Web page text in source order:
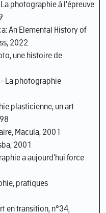
photographie à l'épreuve
An Elemental History of
2022
une histoire de
- La photographie
plasticienne, un art
Macula, 2001
2001
a aujourd’hui force
pratiques
en transition, n°34,